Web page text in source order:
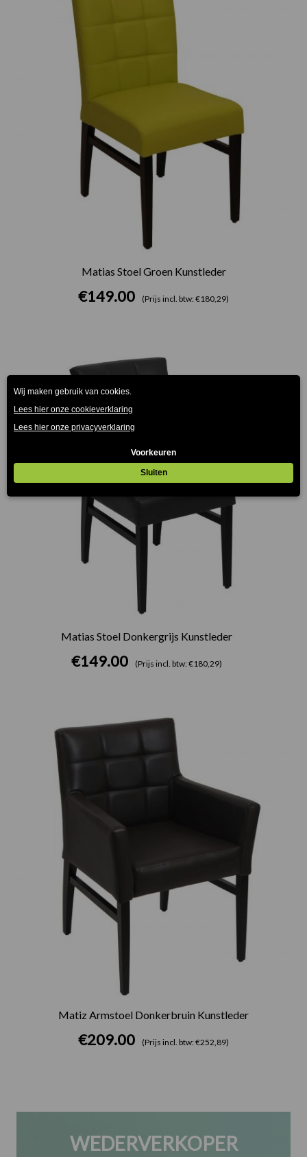
Matias Stoel Groen Kunstleder
€149.00 (Prijs incl. btw: €180,29)
Matias Stoel Donkergrijs Kunstleder
€149.00 (Prijs incl. btw: €180,29)
Matiz Armstoel Donkerbruin Kunstleder
€209.00 (Prijs incl. btw: €252,89)
WEDERVERKOPER